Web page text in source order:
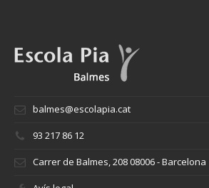
balmes@escolapia.cat
93 217 86 12
Carrer de Balmes, 208 08006 - Barcelona